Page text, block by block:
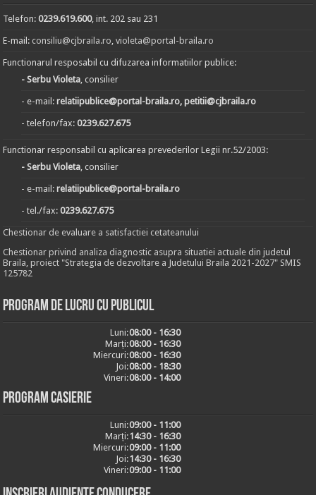
Telefon:0239.619.600, int. 202 sau 231
E-mail:consiliu@cjbraila.ro,violeta@portal-braila.ro
Functionarul resposabil cu difuzarea informatiilor publice:
- Serbu Violeta, consilier
- e-mail:relatiipublice@portal-braila.ro, petitii@cjbraila.ro
- telefon/fax:0239.627.675
Functionar responsabil cu aplicarea prevederilor Legii nr.52/2003:
- Serbu Violeta, consilier
- e-mail:relatiipublice@portal-braila.ro
- tel./fax:0239.627.675
Chestionar de evaluare a satisfactiei cetateanului
Chestionar privind analiza diagnostic asupra situatiei actuale din judetul
Braila, proiect "Strategia de dezvoltare a Judetului Braila 2021-2027" SMIS
125782
Program de lucru cu publicul
Luni:08:00 - 16:30
Marți:08:00 - 16:30
Miercuri:08:00 - 16:30
Joi:08:00 - 18:30
Vineri:08:00 - 14:00
Program casierie
Luni:09:00 - 11:00
Marți:14:30 - 16:30
Miercuri:09:00 - 11:00
Joi:14:30 - 16:30
Vineri:09:00 - 11:00